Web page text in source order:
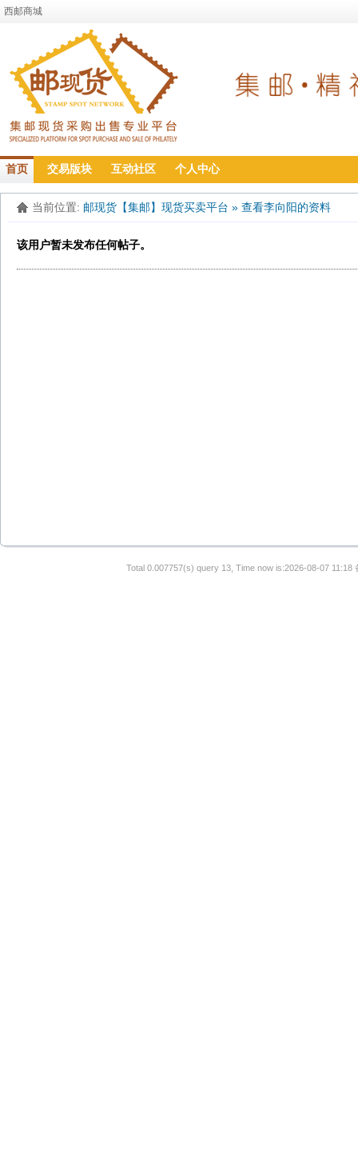
西邮商城
首页 交易版块 互动社区 个人中心
当前位置: 邮现货【集邮】现货买卖平台 » 查看李向阳的资料
该用户暂未发布任何帖子。
Total 0.007757(s) query 13, Time now is:2026-08-07 11:18